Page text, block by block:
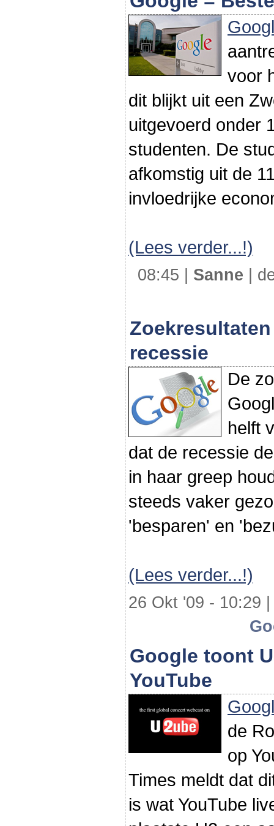
voor
dit blijkt uit een
uitgevoerd onder
studenten. De
afkomstig uit de
invloedrijke
(Lees verder...!)
08:45 | Sanne |
recessie
De
helft
dat de recessie
in haar greep
steeds vaker
'besparen' en
(Lees verder...!)
26 Okt '09 - 10:29 |
Google toont
YouTube
de
op
Times meldt dat
is wat YouTube